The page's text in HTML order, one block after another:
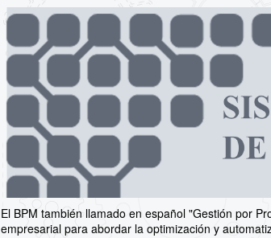
El BPM también llamado en español "Gestión por
empresarial para abordar la optimización y